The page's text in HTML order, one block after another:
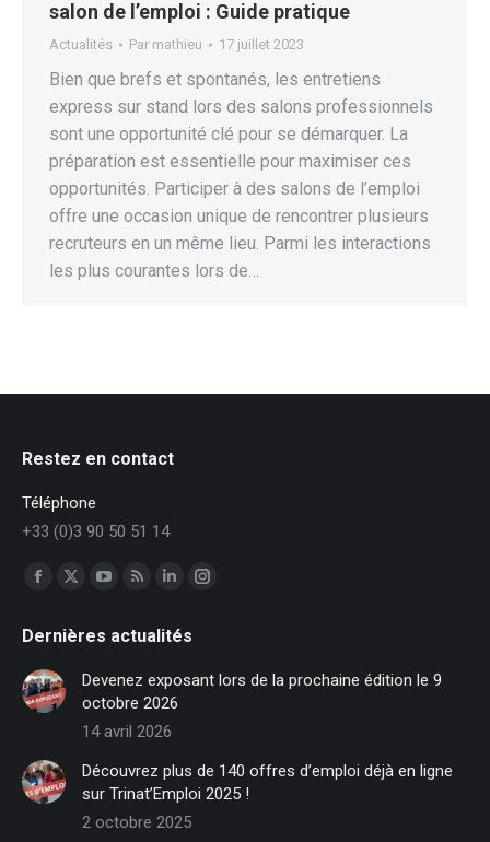
salon de l’emploi : Guide pratique
Actualités Par mathieu 17 juillet 2023
Bien que brefs et spontanés, les entretiens
express sur stand lors des salons professionnels
sont une opportunité clé pour se démarquer. La
préparation est essentielle pour maximiser ces
opportunités. Participer à des salons de l’emploi
offre une occasion unique de rencontrer plusieurs
recruteurs en un même lieu. Parmi les interactions
les plus courantes lors de…
Restez en contact
Téléphone
+33 (0)3 90 50 51 14
Trouvez nous sur :
Facebook
opens
in
new
window
X
opens
new
window
opens
in
new
window
opens
in
new
window
LinkedIn
opens
in
new
window
Instagram
in
Dernières actualités
Devenez exposant lors de la prochaine édition le 9
octobre 2026
14 avril 2026
Découvrez plus de 140 offres d’emploi déjà en ligne
sur Trinat’Emploi 2025 !
2 octobre 2025